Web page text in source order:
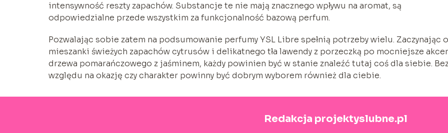
intensywność reszty zapachów. Substancje te nie mają znacznego wpływu na aromat, są
odpowiedzialne przede wszystkim za funkcjonalność bazową perfum.
Pozwalając sobie zatem na podsumowanie perfumy YSL Libre spełnią potrzeby wielu. Zaczynając
mieszanki świeżych zapachów cytrusów i delikatnego tła lawendy z porzeczką po mocniejsze
drzewa pomarańczowego z jaśminem, każdy powinien być w stanie znaleźć tutaj coś dla siebie.
względu na okazję czy charakter powinny być dobrym wyborem również dla ciebie.
Redakcja projektyslubne.pl